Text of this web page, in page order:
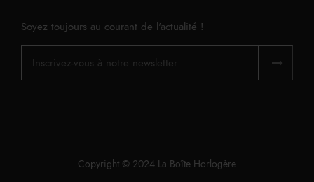
Soyez toujours au courant de l'actualité !
Copyright © 2024 La Boîte Horlogère